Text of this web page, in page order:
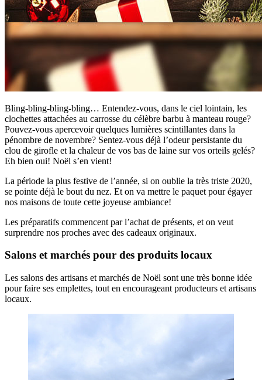
Bling-bling-bling-bling… Entendez-vous, dans le ciel lointain, les
clochettes attachées au carrosse du célèbre barbu à manteau rouge?
Pouvez-vous apercevoir quelques lumières scintillantes dans la
pénombre de novembre? Sentez-vous déjà l’odeur persistante du
clou de girofle et la chaleur de vos bas de laine sur vos orteils gelés?
Eh bien oui! Noël s’en vient!
La période la plus festive de l’année, si on oublie la très triste 2020,
se pointe déjà le bout du nez. Et on va mettre le paquet pour égayer
nos maisons de toute cette joyeuse ambiance!
Les préparatifs commencent par l’achat de présents, et on veut
surprendre nos proches avec des cadeaux originaux.
Salons et marchés pour des produits locaux
Les salons des artisans et marchés de Noël sont une très bonne idée
pour faire ses emplettes, tout en encourageant producteurs et artisans
locaux.